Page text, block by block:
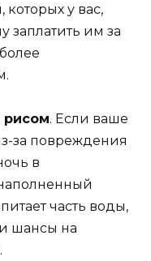
у вас,
заплатить им за
рисом. Если ваше
за повреждения
в
часть воды,
шансы на